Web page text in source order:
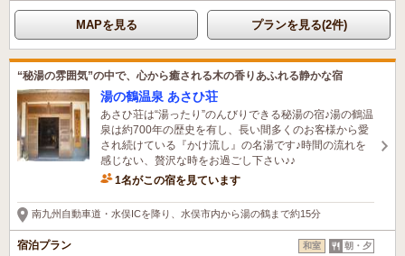
MAPを見る プランを見る(2件)
“秘湯の雰囲気”の中で、心から癒される木の香りあふれる静かな宿
湯の鶴温泉 あさひ荘
あさひ荘は“湯ったり”のんびりできる秘湯の宿♪湯の鶴温
泉は約700年の歴史を有し、長い間多くのお客様から愛
され続けている『かけ流し』の名湯です♪時間の流れを
感じない、贅沢な時をお過ごし下さい♪♪
1名がこの宿を見ています
南九州自動車道・水俣ICを降り、水俣市内から湯の鶴まで約15分
宿泊プラン 和室 朝・夕